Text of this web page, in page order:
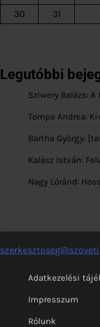
30 31
Legutóbbi
Sziwery Balázs:
Tompa Andrea:
Bartha György:
Kalász István:
Nagy Lóránd:
Adatkezelési
Impresszum
Rólunk